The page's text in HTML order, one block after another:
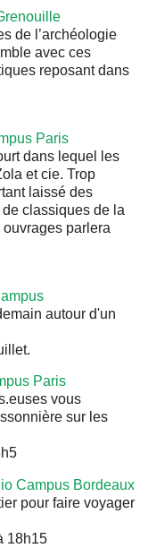
de l’archéologie
avec ces
reposant dans
Paris
dans lequel les
et cie. Trop
laissé des
classiques de la
ouvrages parlera
autour d'un
Paris
vous
sur les
Campus Bordeaux
pour faire voyager
18h15